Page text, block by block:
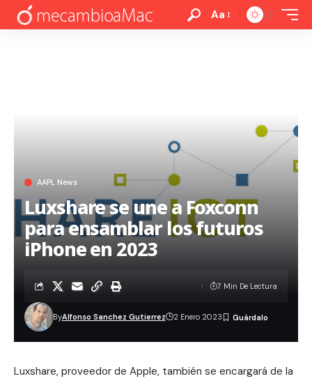
Aa
AAPL News
Luxshare se une a Foxconn
para ensamblar los futuros
iPhone en 2023
ByAlfonso Sanchez Gutierrez 2 Enero 2023
7 Min De Lectura
Luxshare, proveedor de Apple, también se encargará de la